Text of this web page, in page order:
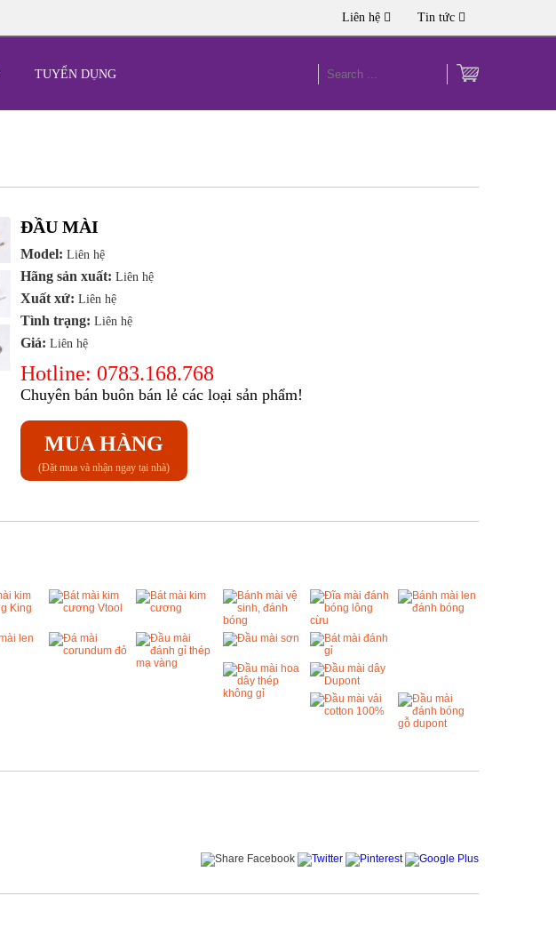
Tin tức
Liên hệ
TUYỂN DỤNG
ĐẦU MÀI
Model: Liên hệ
Hãng sản xuất: Liên hệ
Xuất xứ: Liên hệ
Tình trạng: Liên hệ
Giá: Liên hệ
Hotline: 0783.168.768
Chuyên bán buôn bán lẻ các loại sản phẩm!
MUA HÀNG
(Đặt mua và nhận ngay tại nhà)